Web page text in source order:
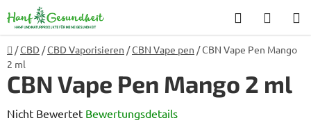
Inhalt
springen
Suchen
Startseite
/CBD /CBD Vaporisieren /CBN Vape pen /CBN Vape Pen Mango
2 ml
CBN Vape Pen Mango 2 ml
Die
Nicht Bewertet Bewertungsdetails